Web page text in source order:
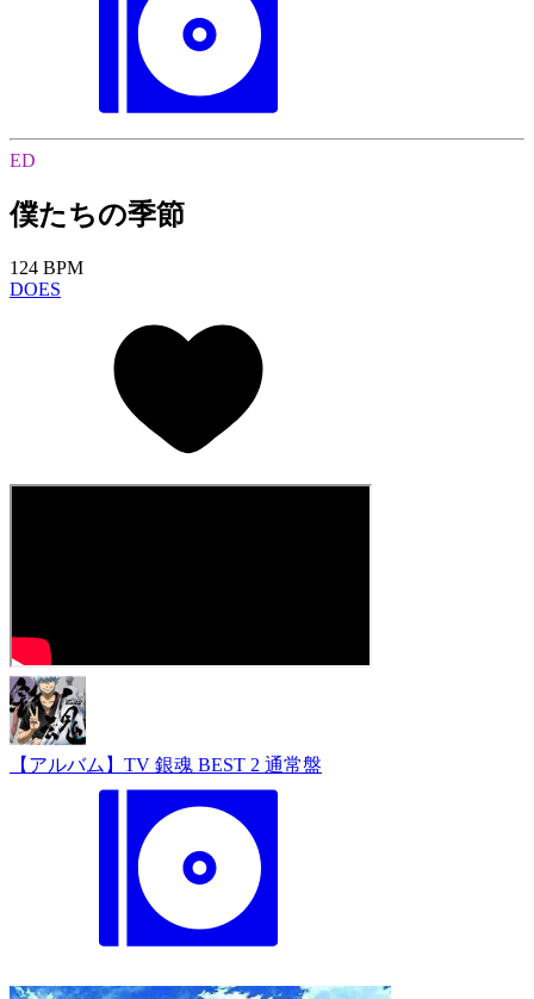
ED
僕たちの季節
124 BPM
DOES
【アルバム】TV 銀魂 BEST 2 通常盤